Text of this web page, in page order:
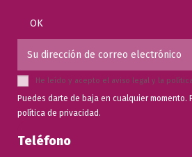
He leído y acepto el aviso legal y la
Puedes darte de baja en cualquier momento.
política de privacidad.
Teléfono